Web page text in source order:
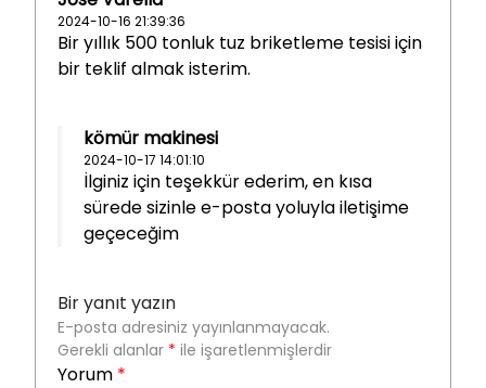
2024-10-16 21:39:36
Bir yıllık 500 tonluk tuz briketleme tesisi için
bir teklif almak isterim.
kömür makinesi
2024-10-17 14:01:10
İlginiz için teşekkür ederim, en kısa
sürede sizinle e-posta yoluyla iletişime
geçeceğim
Bir yanıt yazın
E-posta adresiniz yayınlanmayacak.
Gerekli alanlar * ile işaretlenmişlerdir
Yorum *